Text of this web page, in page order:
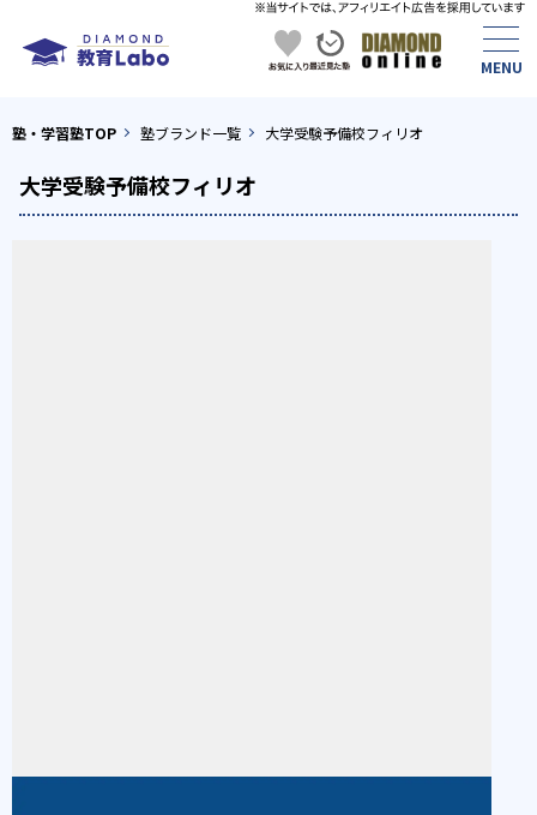
塾・学習塾TOP 塾ブランド一覧 大学受験予備校フィリオ
大学受験予備校フィリオ